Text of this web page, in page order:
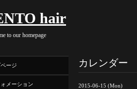
hair
to our homepage
カレンダー
2015-06-15 (Mon)
ページ
メーション